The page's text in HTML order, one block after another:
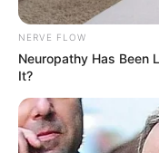
NERVE FLOW
Neuropathy Has Been
It?